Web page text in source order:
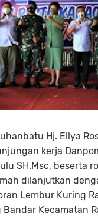
Hj. Ellya
kerja
SH.Msc, beserta
dilanjutkan
Lembur Kuring
Kecamatan